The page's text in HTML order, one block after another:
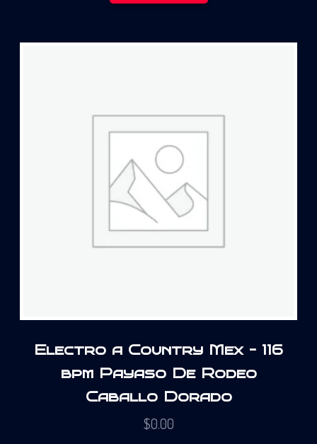
Electro a Country Mex – 116
bpm Payaso De Rodeo
Caballo Dorado
$0.00